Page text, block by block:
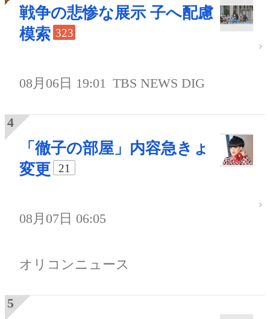
戦争の悲惨な展示 子へ配慮
模索 323
08月06日 19:01 TBS NEWS DIG
「徹子の部屋」内容急きょ
変更
21
08月07日 06:05
オリコンニュース